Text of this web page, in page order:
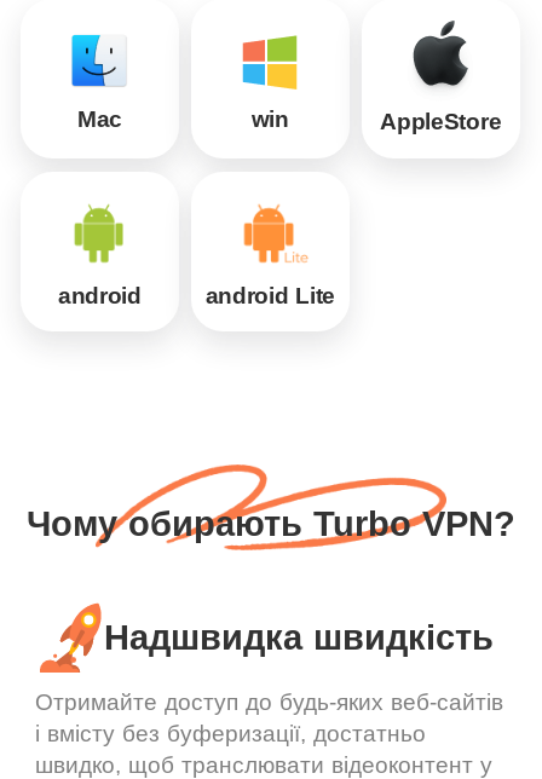
Mac win AppleStore
android android Lite
Чому обирають Turbo VPN?
Надшвидка швидкість
Отримайте доступ до будь-яких веб-сайтів
і вмісту без буферизації, достатньо
швидко, щоб транслювати відеоконтент у